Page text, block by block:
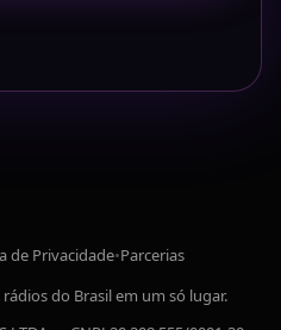
de Privacidade•Parcerias
do Brasil em um só lugar.